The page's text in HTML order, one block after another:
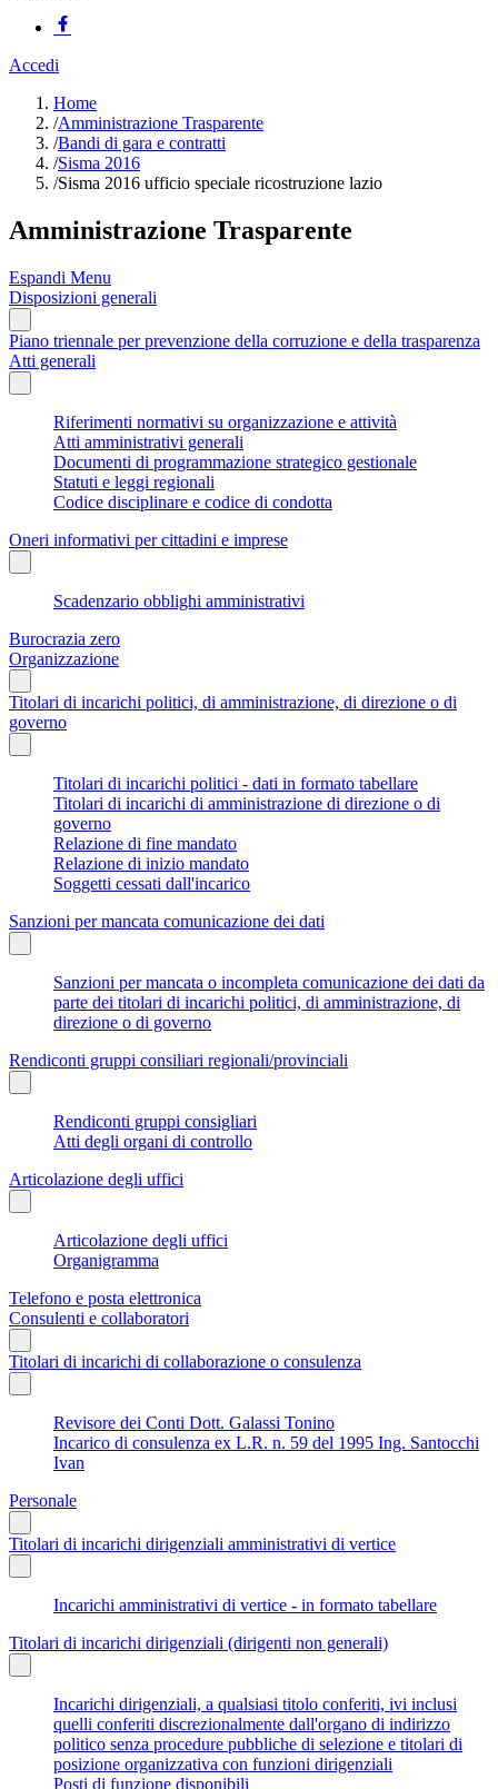
Accedi
Home
/Amministrazione Trasparente
/Bandi di gara e contratti
/Sisma 2016
/Sisma 2016 ufficio speciale ricostruzione lazio
Amministrazione Trasparente
Espandi Menu
Disposizioni generali
Piano triennale per prevenzione della corruzione e della trasparenza
Atti generali
Riferimenti normativi su organizzazione e attività
Atti amministrativi generali
Documenti di programmazione strategico gestionale
Statuti e leggi regionali
Codice disciplinare e codice di condotta
Oneri informativi per cittadini e imprese
Scadenzario obblighi amministrativi
Burocrazia zero
Organizzazione
Titolari di incarichi politici, di amministrazione, di direzione o di
governo
Titolari di incarichi politici - dati in formato tabellare
Titolari di incarichi di amministrazione di direzione o di
governo
Relazione di fine mandato
Relazione di inizio mandato
Soggetti cessati dall'incarico
Sanzioni per mancata comunicazione dei dati
Sanzioni per mancata o incompleta comunicazione dei dati da
parte dei titolari di incarichi politici, di amministrazione, di
direzione o di governo
Rendiconti gruppi consiliari regionali/provinciali
Rendiconti gruppi consigliari
Atti degli organi di controllo
Articolazione degli uffici
Articolazione degli uffici
Organigramma
Telefono e posta elettronica
Consulenti e collaboratori
Titolari di incarichi di collaborazione o consulenza
Revisore dei Conti Dott. Galassi Tonino
Incarico di consulenza ex L.R. n. 59 del 1995 Ing. Santocchi
Ivan
Personale
Titolari di incarichi dirigenziali amministrativi di vertice
Incarichi amministrativi di vertice - in formato tabellare
Titolari di incarichi dirigenziali (dirigenti non generali)
Incarichi dirigenziali, a qualsiasi titolo conferiti, ivi inclusi
quelli conferiti discrezionalmente dall'organo di indirizzo
politico senza procedure pubbliche di selezione e titolari di
posizione organizzativa con funzioni dirigenziali
Posti di funzione disponibili